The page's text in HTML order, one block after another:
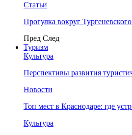
Статьи
Прогулка вокруг
Пред След
Туризм
Культура
Перспективы развития
Новости
Топ мест в Краснодаре: где
Культура